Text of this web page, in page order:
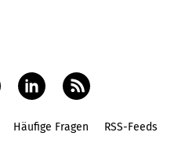
Häufige Fragen RSS-Feeds